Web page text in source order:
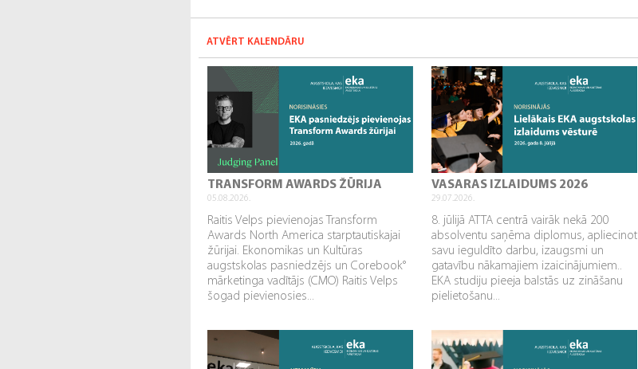
ATVĒRT KALENDĀRU
TRANSFORM AWARDS ŽŪRIJA
05.08.2026.
Raitis Velps pievienojas Transform
Awards North America starptautiskajai
žūrijai. Ekonomikas un Kultūras
augstskolas pasniedzējs un Corebook°
mārketinga vadītājs (CMO) Raitis Velps
šogad pievienosies...
VASARAS IZLAIDUMS 2026
29.07.2026.
8. jūlijā ATTA centrā vairāk nekā 200
absolventu saņēma diplomus, apliecinot
savu ieguldīto darbu, izaugsmi un
gatavību nākamajiem izaicinājumiem..
EKA studiju pieeja balstās uz zināšanu
pielietošanu...